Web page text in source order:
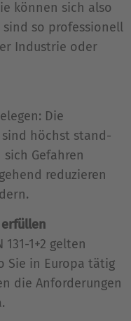
können sich also
sind so professionell
Industrie oder
Die
sind höchst stand-
Gefahren
reduzieren
1+2 gelten
Sie in Europa tätig
die Anforderungen